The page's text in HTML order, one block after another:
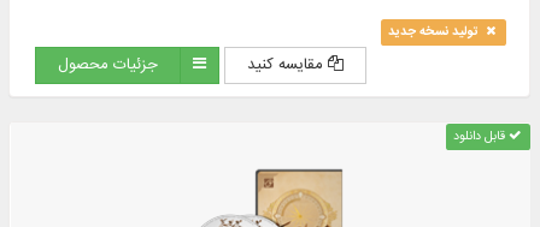
همچون: دبیری، کتابت، امثال، امالی، حکایات و سیاست نامه و ...
تولید نسخه جدید
مقایسه کنید جزئیات محصول
قابل دانلود